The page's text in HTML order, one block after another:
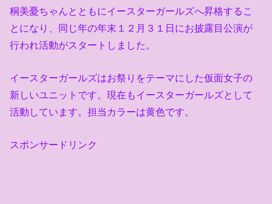
桐美憂ちゃんとともにイースターガールズへ昇格するこ
とになり、同じ年の年末１２月３１日にお披露目公演が
行われ活動がスタートしました。
イースターガールズはお祭りをテーマにした仮面女子の
新しいユニットです。現在もイースターガールズとして
活動しています。担当カラーは黄色です。
スポンサードリンク